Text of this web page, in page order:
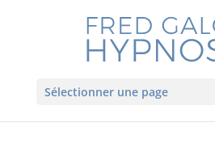
Sélectionner une page